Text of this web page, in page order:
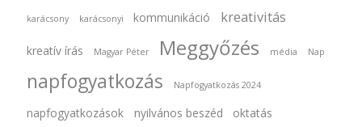
karácsony karácsonyi kommunikáció kreativitás
kreatív írás Magyar Péter Meggyőzés média Nap
napfogyatkozás Napfogyatkozás 2024
napfogyatkozások nyilvános beszéd oktatás